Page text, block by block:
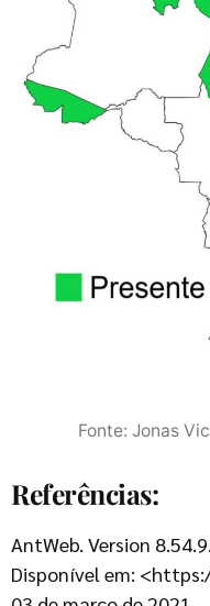
Fonte: Jonas
Referências:
AntWeb. Version
Disponível em: